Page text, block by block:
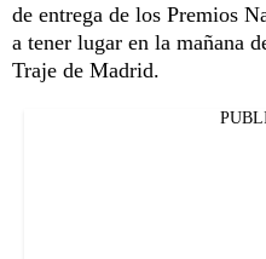
de entrega de los Premios
a tener lugar en la mañana
Traje de Madrid.